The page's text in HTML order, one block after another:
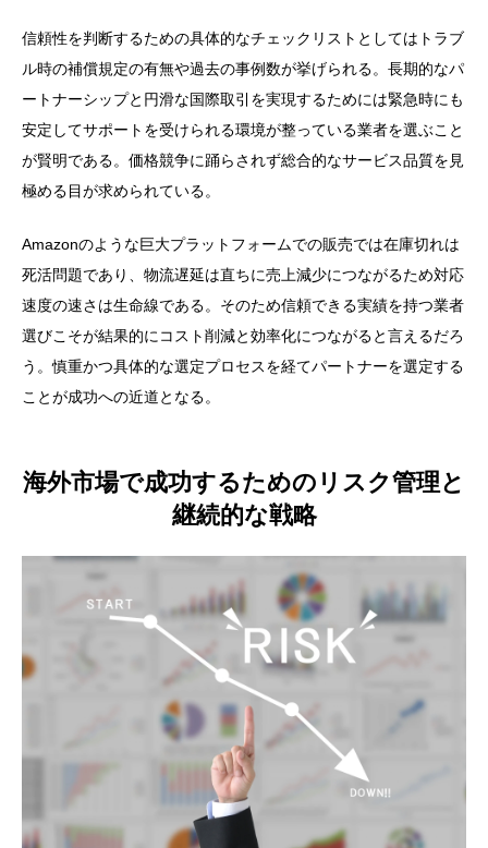
信頼性を判断するための具体的なチェックリストとしてはトラブ
ル時の補償規定の有無や過去の事例数が挙げられる。長期的なパ
ートナーシップと円滑な国際取引を実現するためには緊急時にも
安定してサポートを受けられる環境が整っている業者を選ぶこと
が賢明である。価格競争に踊らされず総合的なサービス品質を見
極める目が求められている。
Amazonのような巨大プラットフォームでの販売では在庫切れは
死活問題であり、物流遅延は直ちに売上減少につながるため対応
速度の速さは生命線である。そのため信頼できる実績を持つ業者
選びこそが結果的にコスト削減と効率化につながると言えるだろ
う。慎重かつ具体的な選定プロセスを経てパートナーを選定する
ことが成功への近道となる。
海外市場で成功するためのリスク管理と
継続的な戦略